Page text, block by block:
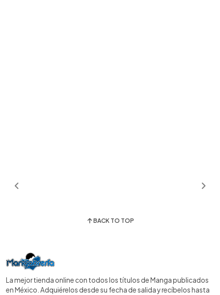
BACK TO TOP
La mejor tienda online con todos los títulos de Manga publicados
en México. Adquiérelos desde su fecha de salida y recíbelos hasta